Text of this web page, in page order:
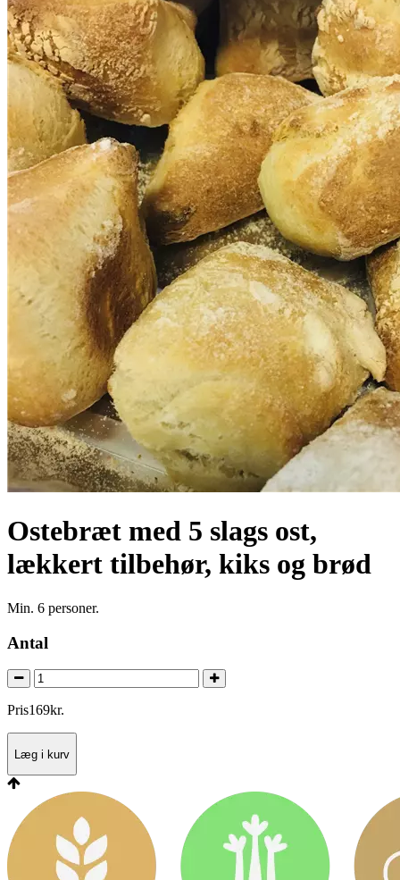
Ostebræt med 5 slags ost,
lækkert tilbehør, kiks og brød
Min. 6 personer.
Antal
Pris169kr.
Læg i kurv